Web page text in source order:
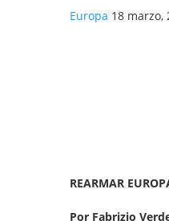
Europa 18 marzo,
REARMAR
Por Fabrizio